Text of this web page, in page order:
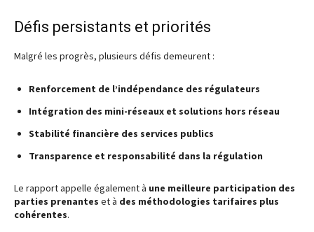
Défis persistants et priorités
Malgré les progrès, plusieurs défis demeurent :
Renforcement de l’indépendance des régulateurs
Intégration des mini-réseaux et solutions hors réseau
Stabilité financière des services publics
Transparence et responsabilité dans la régulation
Le rapport appelle également à une meilleure participation des
parties prenantes et à des méthodologies tarifaires plus
cohérentes.